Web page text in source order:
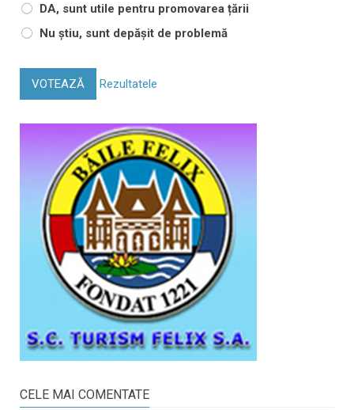
DA, sunt utile pentru promovarea țării
Nu știu, sunt depășit de problemă
VOTEAZĂ Rezultatele
CELE MAI COMENTATE